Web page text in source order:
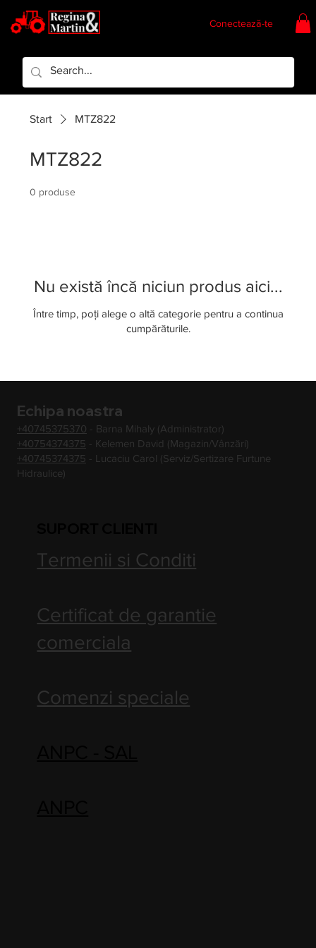
Conectează-te
Start MTZ822
MTZ822
0 produse
Nu există încă niciun produs aici...
Între timp, poți alege o altă categorie pentru a continua
cumpărăturile.
Echipa noastra
+40745375370 - Barna Mihaly (Administrator)
+40754374375 - Kelemen David (Magazin/Vânzări)
+40745374375 - Lucaciu Carol (Serviz/Sertizare Furtune
Hidraulice)
Termenii si Conditi
Certificat de garantie
comerciala
Comenzi speciale